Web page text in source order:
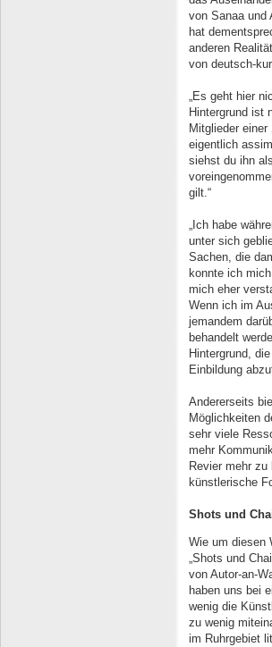
von Sanaa und
hat
anderen
von deutsch-
„Es geht hier
Hintergrund ist
Mitglieder
eigentlich
siehst du ihn
gilt.“
„Ich habe
unter sich
Sachen, die
konnte ich
mich eher
Wenn ich im
jemandem
behandelt
Hintergrund,
Einbildung
Andererseits
Möglichkeiten
sehr viele
mehr
Revier mehr
künstlerische
Shots und
Wie um diesen
„Shots und
von Autor-an-
haben uns bei
wenig die
zu wenig
im Ruhrgebiet